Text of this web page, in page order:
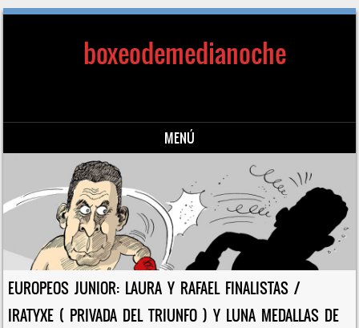
boxeodemedianoche
MENÚ
Saltar al contenido
EUROPEOS JUNIOR: LAURA Y RAFAEL FINALISTAS /
IRATYXE ( PRIVADA DEL TRIUNFO ) Y LUNA MEDALLAS DE